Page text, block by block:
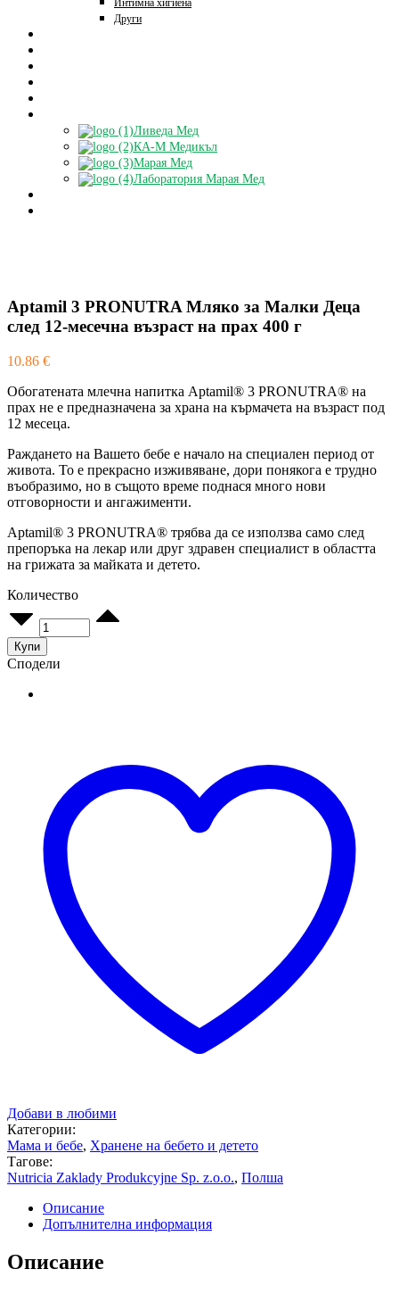
Други
Ливеда Мед
КА-М Медикъл
Марая Мед
Лаборатория Марая Мед
Aptamil 3 PRONUTRA Мляко за Малки Деца
след 12-месечна възраст на прах 400 г
10.86 €
Обогатената млечна напитка Aptamil® 3 PRONUTRA® на
прах не е предназначена за храна на кърмачета на възраст под
12 месеца.
Раждането на Вашето бебе е начало на специален период от
живота. То е прекрасно изживяване, дори понякога е трудно
въобразимо, но в същото време поднася много нови
отговорности и ангажименти.
Aptamil® 3 PRONUTRA® трябва да се използва само след
препоръка на лекар или друг здравен специалист в областта
на грижата за майката и детето.
Количество
Aptamil
PRONUTRA
Мляко
Малки
quantity
Купи
Сподели
Добави в любими
Категории:
Мама и бебе, Хранене на бебето и детето
Тагове:
Nutricia Zaklady Produkcyjne Sp. z.o.o., Полша
Описание
Допълнителна информация
Описание